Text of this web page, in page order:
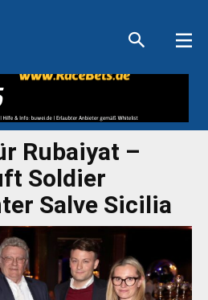
Rubaiyat –
Soldier
Salve Sicilia